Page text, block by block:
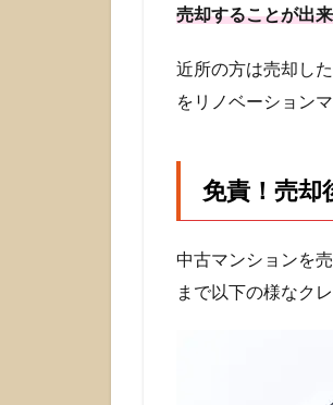
2.1
いな
に限
取が
不利
にな
る！
3
売却することが出
近所の方は売却し
をリノベーション
免責！売却
中古マンションを
まで以下の様なク